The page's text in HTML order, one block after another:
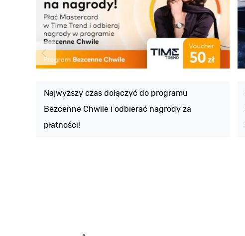
Najwyższy czas dołączyć do programu
Bezcenne Chwile i odbierać nagrody za
płatności!